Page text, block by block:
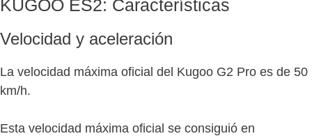
KUGOO ES2: Características
Velocidad y aceleración
La velocidad máxima oficial del Kugoo G2 Pro es de 50
km/h.
Esta velocidad máxima oficial se consiguió en